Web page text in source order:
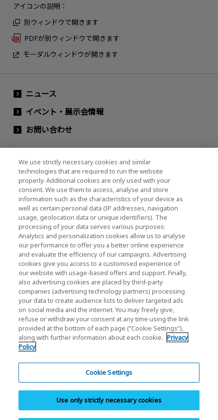
アイコンの説明：
別ウィンドウで開きます
PDFが別ウィンドウで開きます
モーダルウィンドウが開きます
ニュース
イベント・展示会情報
お問い合わせ
キオクシアホールディングス株式会社（グルー
プ・IR情報）
キオクシアホールディングス株式会社 ホーム
株主・投資家情報
ソーシャルメディア公式アカウント一覧
ソーシャルメディアポリシー
個人情報保護方針
並行輸入品と模倣品について
We use strictly necessary cookies and similar
technologies that are required to run the website
properly. Additional cookies are only used with your
consent. We use them to access, analyse and store
information such as the characteristics of your device as
well as certain personal data (IP addresses, navigation
usage, geolocation data or unique identifiers). The
processing of your data serves various purposes:
Analytics and personalization cookies allow us to analyse
our performance to offer you a better online experience
and evaluate the efficiency of our campaigns. Advertising
cookies give you access to a customised experience of
our website with usage-based offers and support. Finally,
also advertising cookies are placed by third-party
companies (advertising technology partners) processing
your data to create audience lists to deliver targeted ads
on social media and the internet. You may freely give,
refuse or withdraw your consent at any time using the link
provided at the bottom of each page (“Cookie Settings”),
along with further information about each cookie. Privacy
Policy
Cookie Settings
Use only strictly necessary cookies